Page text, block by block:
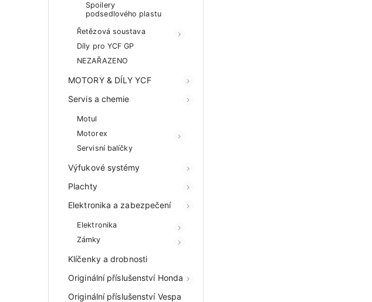
Spoilery
podsedlového plastu
Řetězová soustava
Díly pro YCF GP
NEZAŘAZENO
MOTORY & DÍLY YCF
Servis a chemie
Motul
Motorex
Servisní balíčky
Výfukové systémy
Plachty
Elektronika a zabezpečení
Elektronika
Zámky
Klíčenky a drobnosti
Originální příslušenství Honda
Originální příslušenství Vespa